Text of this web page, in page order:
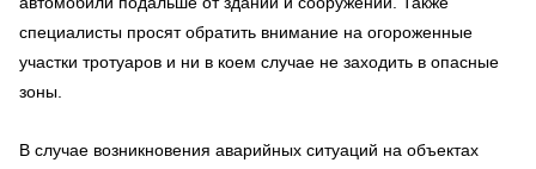
специалисты просят обратить внимание на огороженные
участки тротуаров и ни в коем случае не заходить в опасные
зоны.
В случае возникновения аварийных ситуаций на объектах